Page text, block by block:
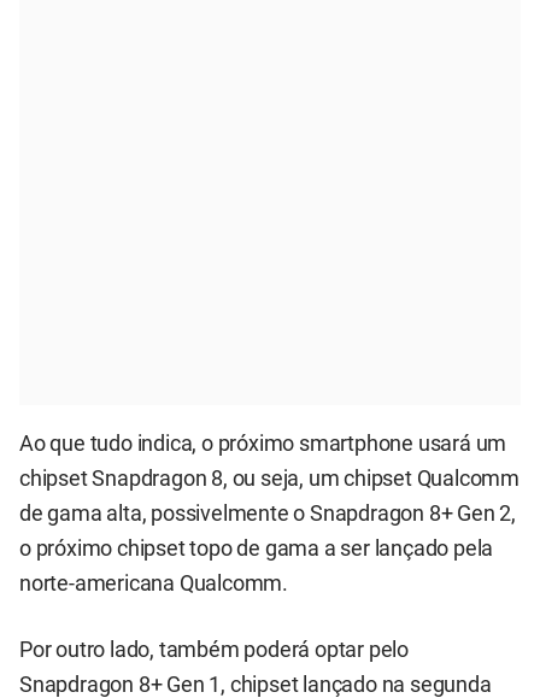
Ao que tudo indica, o próximo smartphone usará um
chipset Snapdragon 8, ou seja, um chipset Qualcomm
de gama alta, possivelmente o Snapdragon 8+ Gen 2,
o próximo chipset topo de gama a ser lançado pela
norte-americana Qualcomm.
Por outro lado, também poderá optar pelo
Snapdragon 8+ Gen 1, chipset lançado na segunda